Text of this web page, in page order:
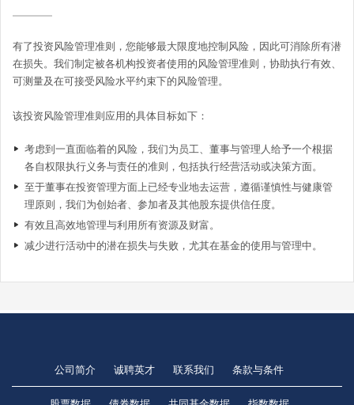
有了投资风险管理准则，您能够最大限度地控制风险，因此可消除所有潜
在损失。我们制定被各机构投资者使用的风险管理准则，协助执行有效、
可测量及在可接受风险水平约束下的风险管理。
该投资风险管理准则应用的具体目标如下：
考虑到一直面临着的风险，我们为员工、董事与管理人给予一个根据
各自权限执行义务与责任的准则，包括执行经营活动或决策方面。
至于董事在投资管理方面上已经专业地去运营，遵循谨慎性与健康管
理原则，我们为创始者、参加者及其他股东提供信任度。
有效且高效地管理与利用所有资源及财富。
减少进行活动中的潜在损失与失败，尤其在基金的使用与管理中。
公司简介 诚聘英才 联系我们 条款与条件